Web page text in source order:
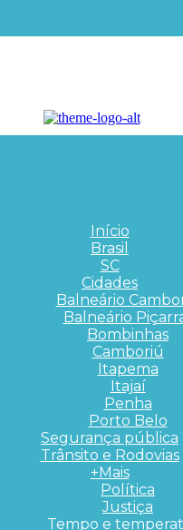
Início
Brasil
SC
Cidades
Balneário
Balneário
Bombinhas
Camboriú
Itapema
Itajaí
Penha
Porto Belo
Segurança pública
Trânsito e Rodovias
+Mais
Política
Justiça
Tempo e